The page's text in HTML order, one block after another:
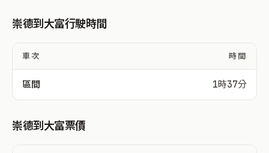
崇德到大富行駛時間
車次 時間
區間 1時37分
崇德到大富票價